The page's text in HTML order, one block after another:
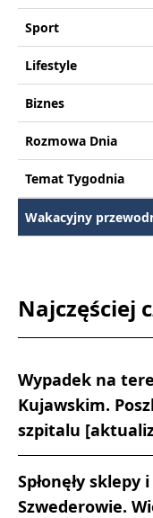
Sport
Lifestyle
Biznes
Rozmowa Dnia
Temat Tygodnia
Wakacyjny
Najczęściej
Wypadek na
Kujawskim.
szpitalu
Spłonęły
Szwederowie.